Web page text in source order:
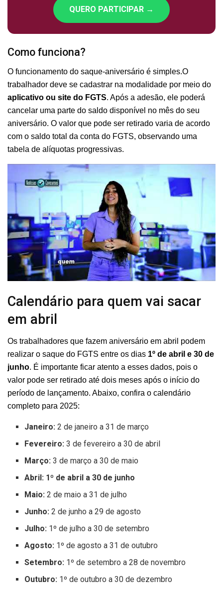
QUERO PARTICIPAR →
Como funciona?
O funcionamento do saque-aniversário é simples.O
trabalhador deve se cadastrar na modalidade por meio do
aplicativo ou site do FGTS. Após a adesão, ele poderá
cancelar uma parte do saldo disponível no mês do seu
aniversário. O valor que pode ser retirado varia de acordo
com o saldo total da conta do FGTS, observando uma
tabela de alíquotas progressivas.
Calendário para quem vai sacar
em abril
Os trabalhadores que fazem aniversário em abril podem
realizar o saque do FGTS entre os dias 1º de abril e 30 de
junho. É importante ficar atento a esses dados, pois o
valor pode ser retirado até dois meses após o início do
período de lançamento. Abaixo, confira o calendário
completo para 2025:
Janeiro: 2 de janeiro a 31 de março
Fevereiro: 3 de fevereiro a 30 de abril
Março: 3 de março a 30 de maio
Abril: 1º de abril a 30 de junho
Maio: 2 de maio a 31 de julho
Junho: 2 de junho a 29 de agosto
Julho: 1º de julho a 30 de setembro
Agosto: 1º de agosto a 31 de outubro
Setembro: 1º de setembro a 28 de novembro
Outubro: 1º de outubro a 30 de dezembro